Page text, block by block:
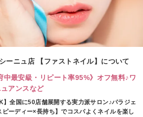
ーニュ店 【ファストネイル】について
中最安級・リピート率95%》オフ無料♪ワ
アンスなど
】全国に50店舗展開する実力派サロン♪パラジェ
ーディー×長持ち】でコスパよくネイルを楽し